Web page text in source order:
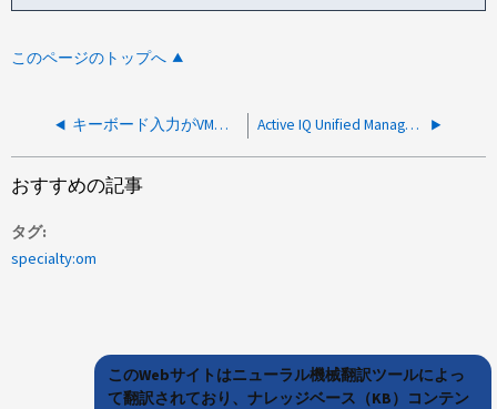
このページのトップへ
キーボード入力がVMwareコンソールに登録されていません Active IQ Unified Manager で LUN Get iter API が失敗する
おすすめの記事
タグ
specialty:om
このWebサイトはニューラル機械翻訳ツールによっ
て翻訳されており、ナレッジベース（KB）コンテン